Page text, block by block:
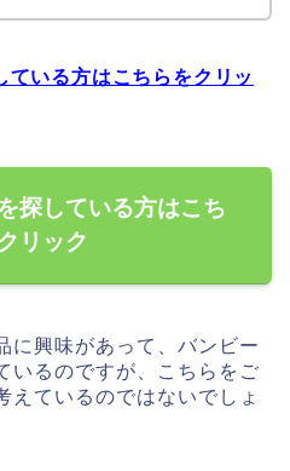
ている方はこちらをクリッ
探している方はこち
リック
に興味があって、バンビー
いるのですが、こちらをご
えているのではないでしょ